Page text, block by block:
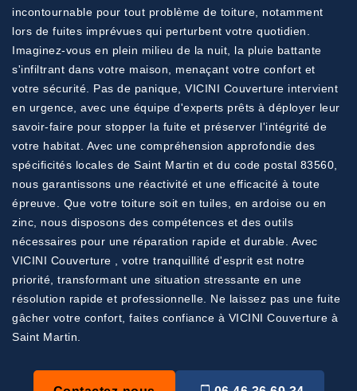
incontournable pour tout problème de toiture, notamment
lors de fuites imprévues qui perturbent votre quotidien.
Imaginez-vous en plein milieu de la nuit, la pluie battante
s'infiltrant dans votre maison, menaçant votre confort et
votre sécurité. Pas de panique, VICINI Couverture intervient
en urgence, avec une équipe d'experts prêts à déployer leur
savoir-faire pour stopper la fuite et préserver l'intégrité de
votre habitat. Avec une compréhension approfondie des
spécificités locales de Saint Martin et du code postal 83560,
nous garantissons une réactivité et une efficacité à toute
épreuve. Que votre toiture soit en tuiles, en ardoise ou en
zinc, nous disposons des compétences et des outils
nécessaires pour une réparation rapide et durable. Avec
VICINI Couverture , votre tranquillité d'esprit est notre
priorité, transformant une situation stressante en une
résolution rapide et professionnelle. Ne laissez pas une fuite
gâcher votre confort, faites confiance à VICINI Couverture à
Saint Martin.